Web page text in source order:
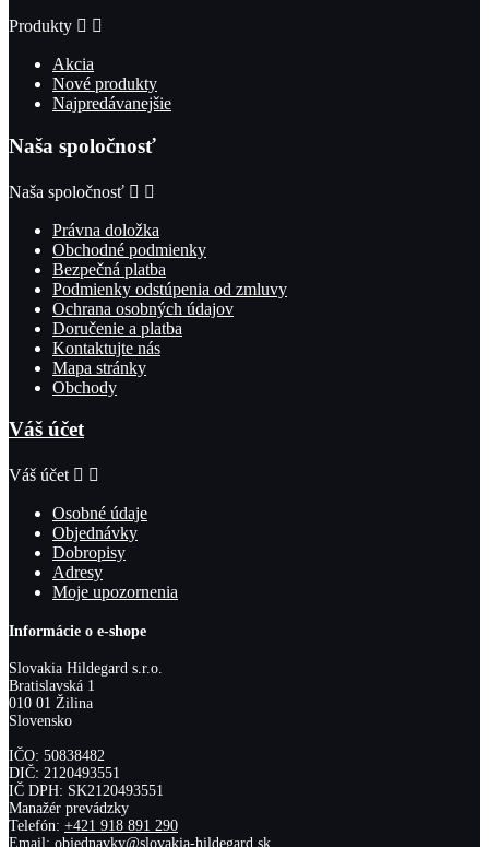
Produkty  
Akcia
Nové produkty
Najpredávanejšie
Naša spoločnosť
Naša spoločnosť  
Právna doložka
Obchodné podmienky
Bezpečná platba
Podmienky odstúpenia od zmluvy
Ochrana osobných údajov
Doručenie a platba
Kontaktujte nás
Mapa stránky
Obchody
Váš účet
Váš účet  
Osobné údaje
Objednávky
Dobropisy
Adresy
Moje upozornenia
Informácie o e-shope
Slovakia Hildegard s.r.o.
Bratislavská 1
010 01 Žilina
Slovensko
IČO: 50838482
DIČ: 2120493551
IČ DPH: SK2120493551
Manažér prevádzky
Telefón: +421 918 891 290
Email: objednavky@slovakia-hildegard.sk